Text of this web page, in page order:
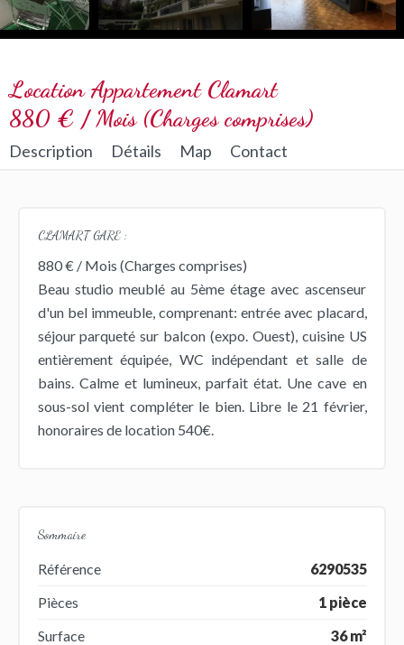
Location Appartement Clamart
880 € / Mois (Charges comprises)
Description Détails Map Contact
CLAMART GARE :
880 € / Mois (Charges comprises)
Beau studio meublé au 5ème étage avec ascenseur
d'un bel immeuble, comprenant: entrée avec placard,
séjour parqueté sur balcon (expo. Ouest), cuisine US
entièrement équipée, WC indépendant et salle de
bains. Calme et lumineux, parfait état. Une cave en
sous-sol vient compléter le bien. Libre le 21 février,
honoraires de location 540€.
Sommaire
Référence
6290535
Pièces
1 pièce
Surface
36 m²